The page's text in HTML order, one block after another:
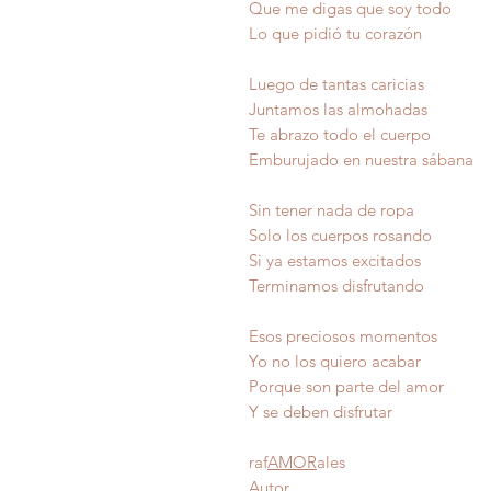
Que me digas que soy todo
Lo que pidió tu corazón
Luego de tantas caricias
Juntamos las almohadas
Te abrazo todo el cuerpo
Emburujado en nuestra sábana
Sin tener nada de ropa
Solo los cuerpos rosando
Si ya estamos excitados
Terminamos disfrutando
Esos preciosos momentos
Yo no los quiero acabar
Porque son parte del
Y se deben
rafAMORales